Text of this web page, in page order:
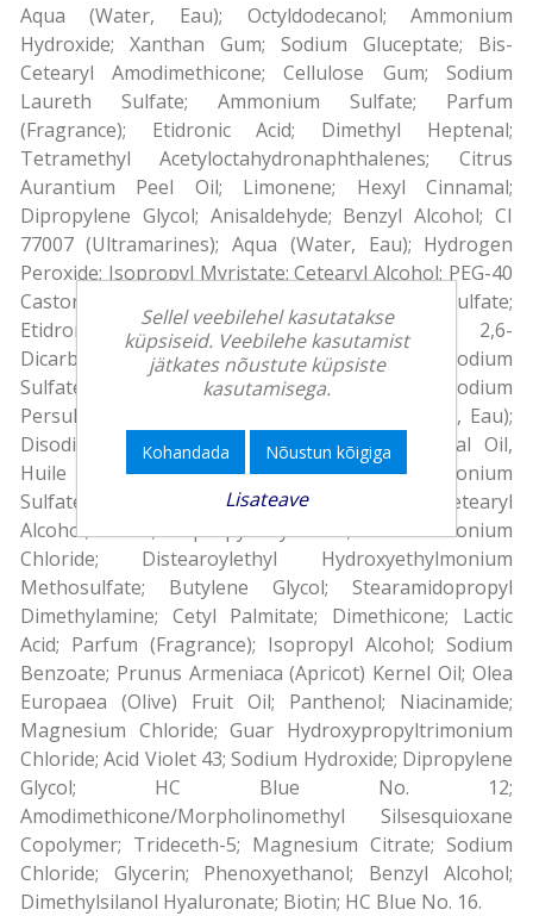
Aqua (Water, Eau); Octyldodecanol; Ammonium
Hydroxide; Xanthan Gum; Sodium Gluceptate; Bis-
Cetearyl Amodimethicone; Cellulose Gum; Sodium
Laureth Sulfate; Ammonium Sulfate; Parfum
(Fragrance); Etidronic Acid; Dimethyl Heptenal;
Tetramethyl Acetyloctahydronaphthalenes; Citrus
Aurantium Peel Oil; Limonene; Hexyl Cinnamal;
Dipropylene Glycol; Anisaldehyde; Benzyl Alcohol; CI
77007 (Ultramarines); Aqua (Water, Eau); Hydrogen
Peroxide; Isopropyl Myristate; Cetearyl Alcohol; PEG-40
Castor Oil; Ceteareth-20; Sodium Cetearyl Sulfate;
Etidronic Acid; Potassium Hydroxide; 2,6-
Dicarboxypyridine; Disodium Pyrophosphate; Sodium
Sulfate; Potassium Persulfate; Sodium Silicate; Sodium
Persulfate; Ammonium Persulfate; Aqua (Water, Eau);
Disodium EDTA; Paraffinum Liquidum (Mineral Oil,
Huile Minérale); Silica; Potassium Sulfate; Ammonium
Sulfate; Sodium Sulfate; Aqua (Water, Eau); Cetearyl
Alcohol; PEG-8; Isopropyl Myristate; Behentrimonium
Chloride; Distearoylethyl Hydroxyethylmonium
Methosulfate; Butylene Glycol; Stearamidopropyl
Dimethylamine; Cetyl Palmitate; Dimethicone; Lactic
Acid; Parfum (Fragrance); Isopropyl Alcohol; Sodium
Benzoate; Prunus Armeniaca (Apricot) Kernel Oil; Olea
Europaea (Olive) Fruit Oil; Panthenol; Niacinamide;
Magnesium Chloride; Guar Hydroxypropyltrimonium
Chloride; Acid Violet 43; Sodium Hydroxide; Dipropylene
Glycol; HC Blue No. 12;
Amodimethicone/Morpholinomethyl Silsesquioxane
Copolymer; Trideceth-5; Magnesium Citrate; Sodium
Chloride; Glycerin; Phenoxyethanol; Benzyl Alcohol;
Dimethylsilanol Hyaluronate; Biotin; HC Blue No. 16.
Sellel veebilehel kasutatakse
küpsiseid. Veebilehe kasutamist
jätkates nõustute küpsiste
kasutamisega.
Kohandada Nõustun kõigiga
Lisateave